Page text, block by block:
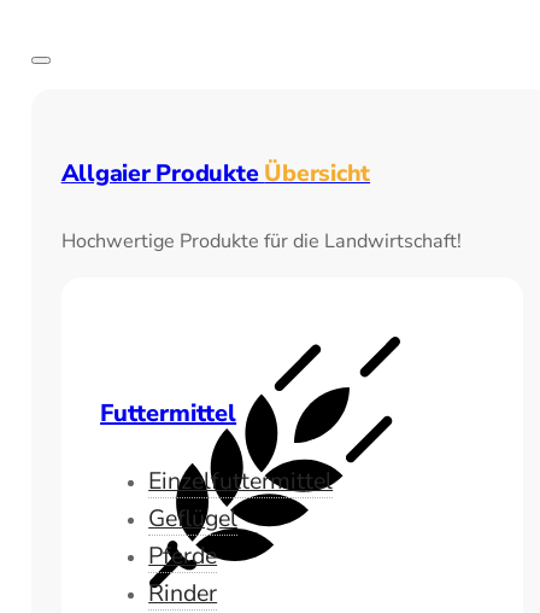
Allgaier ProdukteÜbersicht
Hochwertige Produkte für die Landwirtschaft!
Futtermittel
Einzelfuttermittel
Geflügel
Pferde
Rinder